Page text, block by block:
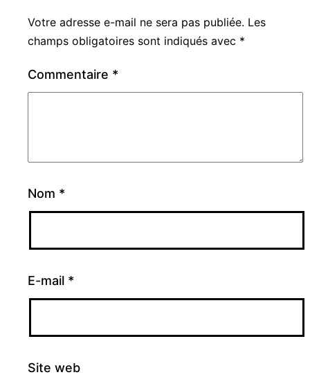
Votre adresse e-mail ne sera pas publiée. Les
champs obligatoires sont indiqués avec *
Commentaire *
Nom *
E-mail *
Site web